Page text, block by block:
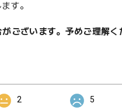
す。
ございます。予めご理解く
2 5